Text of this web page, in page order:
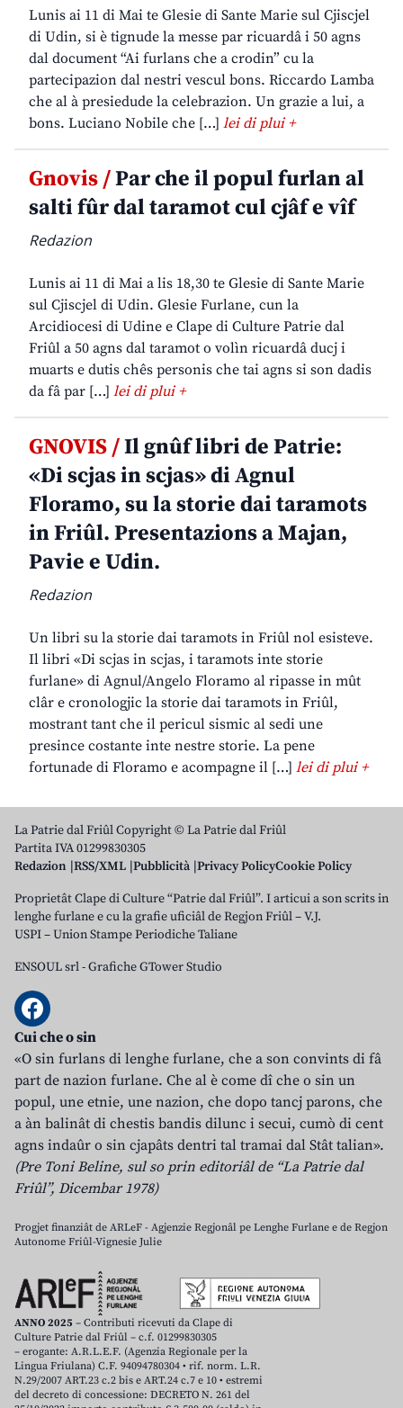
Lunis ai 11 di Mai te Glesie di Sante Marie sul Cjiscjel
di Udin, si è tignude la messe par ricuardâ i 50 agns
dal document “Ai furlans che a crodin” cu la
partecipazion dal nestri vescul bons. Riccardo Lamba
che al à presiedude la celebrazion. Un grazie a lui, a
bons. Luciano Nobile che […] lei di plui +
Gnovis /Par che il popul furlan al
salti fûr dal taramot cul cjâf e vîf
Redazion
Lunis ai 11 di Mai a lis 18,30 te Glesie di Sante Marie
sul Cjiscjel di Udin. Glesie Furlane, cun la
Arcidiocesi di Udine e Clape di Culture Patrie dal
Friûl a 50 agns dal taramot o volìn ricuardâ ducj i
muarts e dutis chês personis che tai agns si son dadis
da fâ par […] lei di plui +
GNOVIS /Il gnûf libri de Patrie:
«Di scjas in scjas» di Agnul
Floramo, su la storie dai taramots
in Friûl. Presentazions a Majan,
Pavie e Udin.
Redazion
Un libri su la storie dai taramots in Friûl nol esisteve.
Il libri «Di scjas in scjas, i taramots inte storie
furlane» di Agnul/Angelo Floramo al ripasse in mût
clâr e cronologjic la storie dai taramots in Friûl,
mostrant tant che il pericul sismic al sedi une
presince costante inte nestre storie. La pene
fortunade di Floramo e acompagne il […] lei di plui +
La Patrie dal Friûl Copyright © La Patrie dal Friûl
Partita IVA 01299830305
Redazion RSS/XML Pubblicità Privacy PolicyCookie Policy
Proprietât Clape di Culture “Patrie dal Friûl”. I articui a son scrits in
lenghe furlane e cu la grafie uficiâl de Regjon Friûl – V.J.
USPI – Union Stampe Periodiche Taliane
ENSOUL srl-Grafiche GTower Studio
Cui che o sin
«O sin furlans di lenghe furlane, che a son convints di fâ
part de nazion furlane. Che al è come dî che o sin un
popul, une etnie, une nazion, che dopo tancj parons, che
a àn balinât di chestis bandis dilunc i secui, cumò di cent
agns indaûr o sin cjapâts dentri tal tramai dal Stât talian».
(Pre Toni Beline, sul so prin editoriâl de “La Patrie dal
Friûl”, Dicembar 1978)
Progjet finanziât de ARLeF - Agjenzie Regjonâl pe Lenghe Furlane e de Regjon
Autonome Friûl-Vignesie Julie
ANNO 2025 – Contributi ricevuti da Clape di
Culture Patrie dal Friûl – c.f. 01299830305
– erogante: A.R.L.E.F. (Agenzia Regionale per la
Lingua Friulana) C.F. 94094780304 • rif. norm. L.R.
N.29/2007 ART.23 c.2 bis e ART.24 c.7 e 10 • estremi
del decreto di concessione: DECRETO N. 261 del